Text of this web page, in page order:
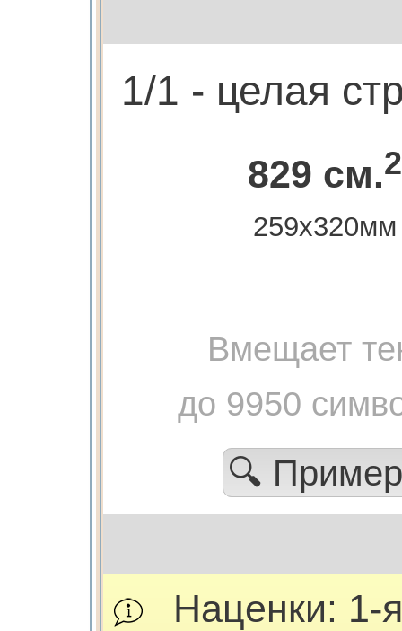
1/1 - целая
829 см.2
259х320мм
Вмещает
до 9950
🔍
Наценки: 1-